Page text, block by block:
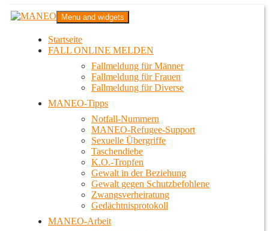
Zum
InhaltMANEO
Das schwule Anti-Gewalt-Projekt in Berlin
Menu and widgets
Startseite
FALL ONLINE MELDEN
Fallmeldung für Männer
Fallmeldung für Frauen
Fallmeldung für Diverse
MANEO-Tipps
Notfall-Nummern
MANEO-Refugee-Support
Sexuelle Übergriffe
Taschendiebe
K.O.-Tropfen
Gewalt in der Beziehung
Gewalt gegen Schutzbefohlene
Zwangsverheiratung
Gedächtnisprotokoll
MANEO-Arbeit